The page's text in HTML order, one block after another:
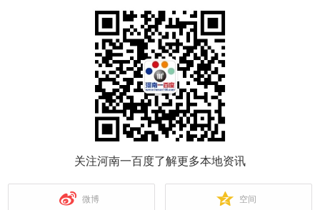
关注河南一百度了解更多本地资讯
微博 空间